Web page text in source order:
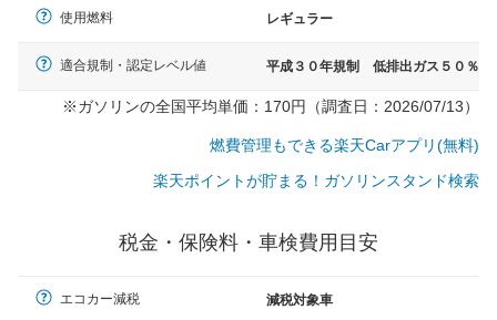
N-BOX、ワゴンR、タント、アル
使用燃料 レギュラー
適合規制・認定レベル値 平成３０年規制 低排出ガス５０％
※ガソリンの全国平均単価：170円（調査日：2026/07/13）
燃費管理もできる楽天Carアプリ(無料)
楽天ポイントが貯まる！ガソリンスタンド検索
税金・保険料・車検費用目安
エコカー減税 減税対象車